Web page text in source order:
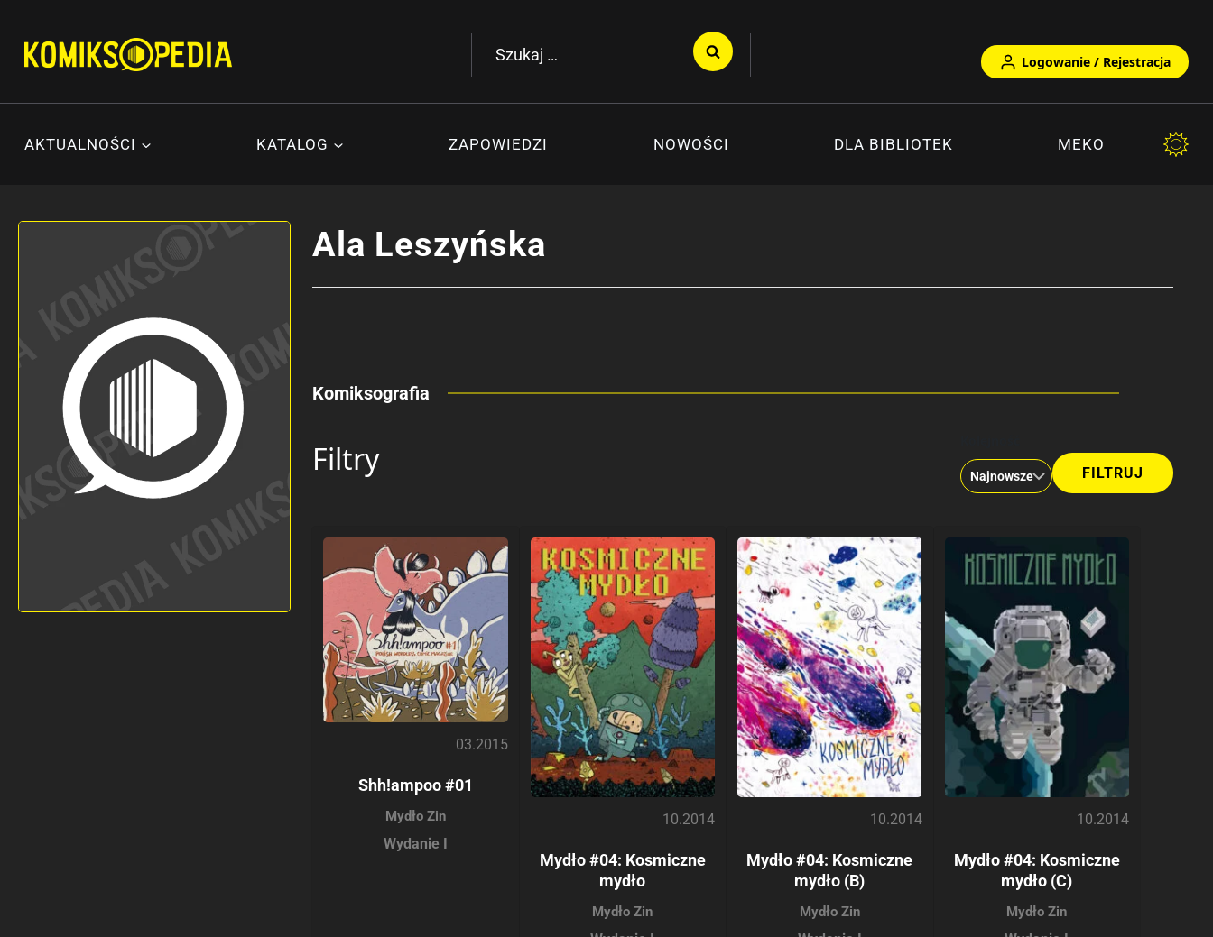
treści
Szukaj:
Logowanie / Rejestracja
AKTUALNOŚCI KATALOG ZAPOWIEDZI NOWOŚCI DLA BIBLIOTEK MEKO
Ala Leszyńska
Komiksografia
Filtry
03.2015
Shh!ampoo #01
Mydło Zin
Wydanie I
10.2014
Mydło #04: Kosmiczne
mydło
Mydło Zin
10.2014
Mydło #04: Kosmiczne
mydło (B)
Mydło Zin
10.2014
Mydło #04: Kosmiczne
mydło (C)
Mydło Zin